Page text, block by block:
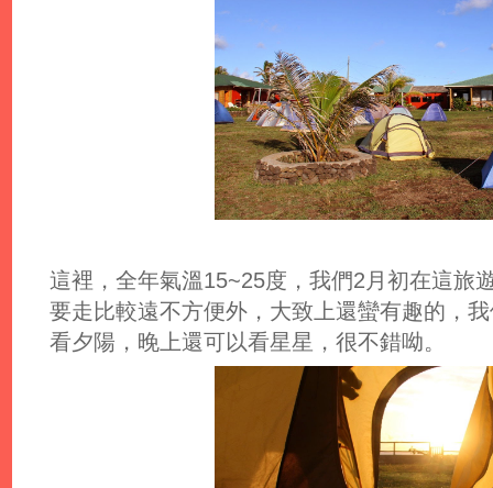
這裡，全年氣溫15~25度，我們2月初在這旅
要走比較遠不方便外，大致上還蠻有趣的，
看夕陽，晚上還可以看星星，很不錯呦。